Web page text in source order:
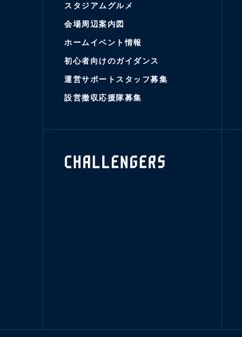
スタジアムグルメ
会場周辺案内図
ホームイベント情報
初心者向けのガイダンス
運営サポートスタッフ募集
設営撤収応援隊募集
CHALLENGERS